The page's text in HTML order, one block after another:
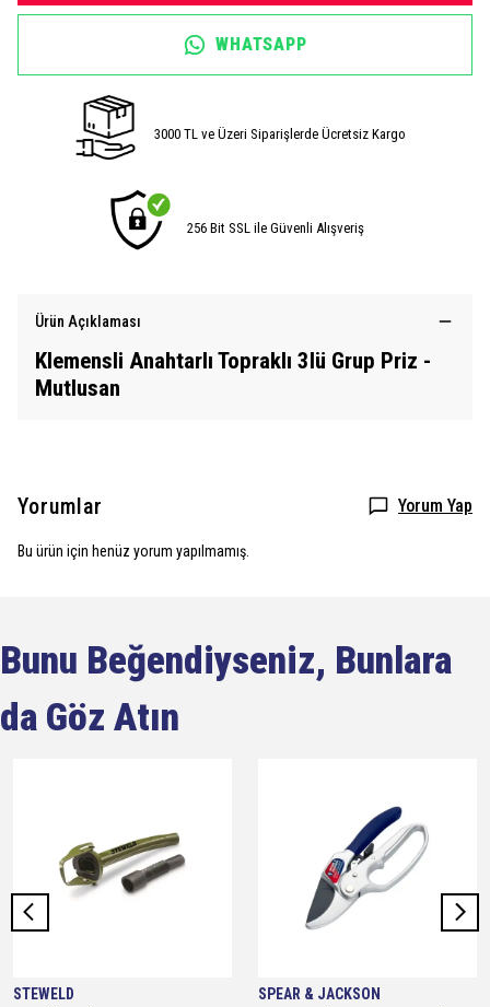
WHATSAPP
3000 TL ve Üzeri Siparişlerde Ücretsiz Kargo
256 Bit SSL ile Güvenli Alışveriş
Ürün Açıklaması
Klemensli Anahtarlı Topraklı 3lü Grup Priz -
Mutlusan
Yorumlar Yorum Yap
Bu ürün için henüz yorum yapılmamış.
Bunu Beğendiyseniz, Bunlara
da Göz Atın
STEWELD SPEAR & JACKSON